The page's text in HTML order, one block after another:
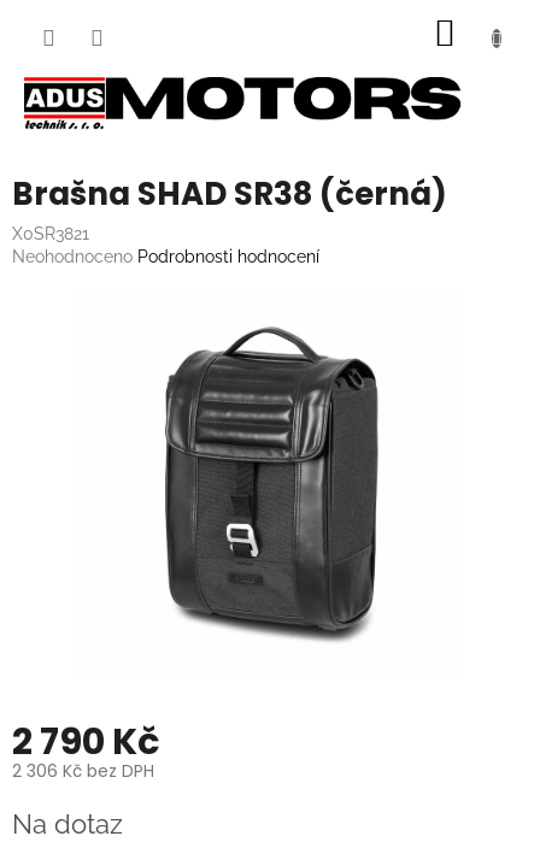
Brašna SHAD SR38 (černá)
X0SR3821
Průměrné
Neohodnoceno Podrobnosti hodnocení
2 790 Kč
2 306 Kč bez DPH
cena:
Na dotaz